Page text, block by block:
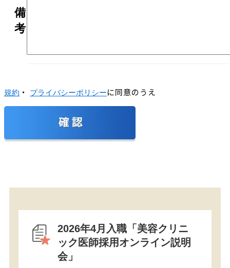
備
考
規約 ・ プライバシーポリシーに同意のうえ
2026年4月入職「美容クリニ
ック医師採用オンライン説明
会」